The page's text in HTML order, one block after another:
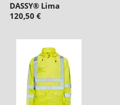
DASSY® Lima
120,50 €